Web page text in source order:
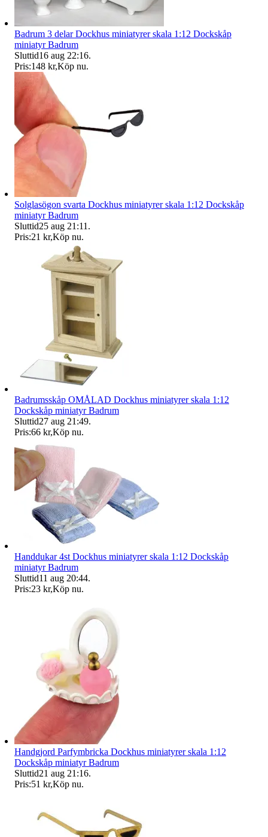
Badrum 3 delar Dockhus miniatyrer skala 1:12 Dockskåp
miniatyr Badrum
Sluttid16 aug 22:16.
Pris:148 kr,Köp nu.
Solglasögon svarta Dockhus miniatyrer skala 1:12 Dockskåp
miniatyr Badrum
Sluttid25 aug 21:11 .
Pris:21 kr,Köp nu.
Badrumsskåp OMÅLAD Dockhus miniatyrer skala 1:12
Dockskåp miniatyr Badrum
Sluttid27 aug 21:49.
Pris:66 kr,Köp nu.
Handdukar 4st Dockhus miniatyrer skala 1:12 Dockskåp
miniatyr Badrum
Sluttid11 aug 20:44.
Pris:23 kr,Köp nu.
Handgjord Parfymbricka Dockhus miniatyrer skala 1:12
Dockskåp miniatyr Badrum
Sluttid21 aug 21:16.
Pris:51 kr,Köp nu.